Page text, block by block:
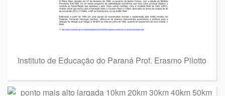
Instituto de Educação do Paraná Prof. Erasmo Pilotto